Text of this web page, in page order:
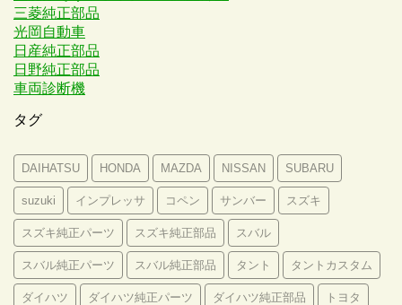
三菱純正部品
光岡自動車
日産純正部品
日野純正部品
車両診断機
タグ
DAIHATSU HONDA MAZDA NISSAN SUBARU
suzuki インプレッサ コペン サンバー スズキ
スズキ純正パーツ スズキ純正部品 スバル
スバル純正パーツ スバル純正部品 タント タントカスタム
ダイハツ ダイハツ純正パーツ ダイハツ純正部品 トヨタ